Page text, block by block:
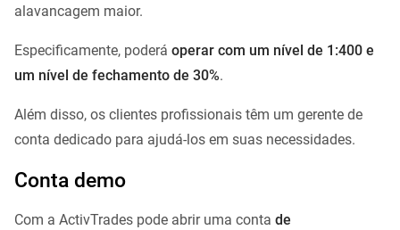
alavancagem maior.
Especificamente, poderá operar com um nível de 1:400 e
um nível de fechamento de 30%.
Além disso, os clientes profissionais têm um gerente de
conta dedicado para ajudá-los em suas necessidades.
Conta demo
Com a ActivTrades pode abrir uma conta de